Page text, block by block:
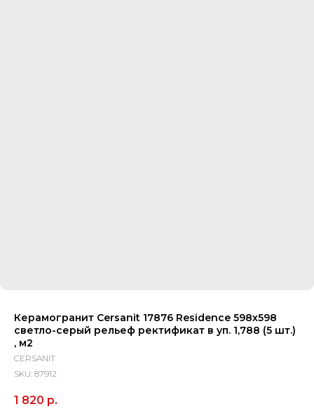
Керамогранит Cersanit 17876 Residence 598х598
светло-серый рельеф ректификат в уп. 1,788 (5 шт.)
, м2
CERSANIT
SKU: 87912
1 820 р.